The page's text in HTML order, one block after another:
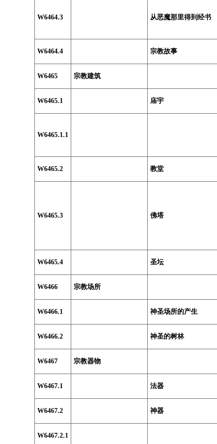
W6464.3 从恶魔那里得到经书
W6464.4 宗教故事
W6465 宗教建筑
W6465.1 庙宇
W6465.1.1
W6465.2 教堂
W6465.3 佛塔
W6465.4 圣坛
W6466 宗教场所
W6466.1 神圣场所的产生
W6466.2 神圣的树林
W6467 宗教器物
W6467.1 法器
W6467.2 神器
W6467.2.1